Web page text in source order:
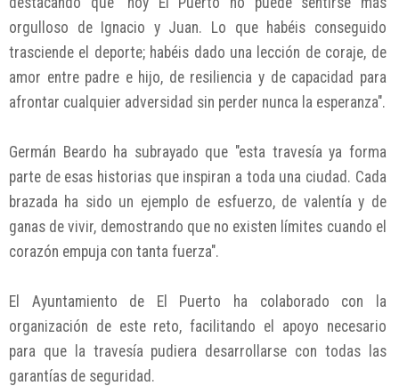
orgulloso de Ignacio y Juan. Lo que habéis conseguido
trasciende el deporte; habéis dado una lección de coraje, de
amor entre padre e hijo, de resiliencia y de capacidad para
afrontar cualquier adversidad sin perder nunca la esperanza".
Germán Beardo ha subrayado que "esta travesía ya forma
parte de esas historias que inspiran a toda una ciudad. Cada
brazada ha sido un ejemplo de esfuerzo, de valentía y de
ganas de vivir, demostrando que no existen límites cuando el
corazón empuja con tanta fuerza".
El Ayuntamiento de El Puerto ha colaborado con la
organización de este reto, facilitando el apoyo necesario
para que la travesía pudiera desarrollarse con todas las
garantías de seguridad.